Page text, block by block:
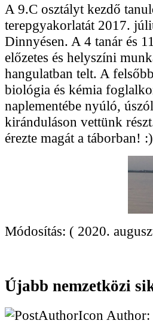
A 9.C osztályt kezdő
terepgyakorlatát 2017.
Dinnyésen. A 4 tanár és
előzetes és helyszíni
hangulatban telt. A
biológia és kémia
naplementébe nyúló,
kiránduláson vettünk
érezte magát a táborban! :)
Módosítás: ( 2020.
Újabb nemzetközi
Author: